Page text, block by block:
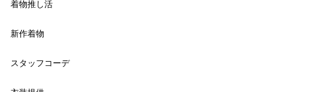
着物推し活
新作着物
スタッフコーデ